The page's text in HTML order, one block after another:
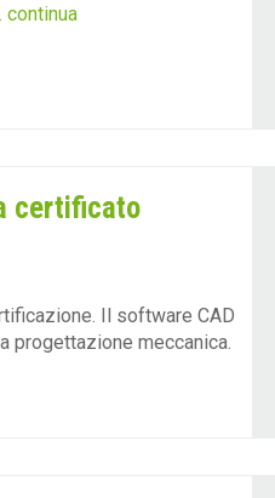
continua
certificato
Il software CAD
meccanica.